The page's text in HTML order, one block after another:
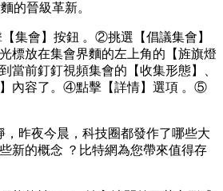
晉級革新。
會】按鈕 。②挑選【倡議集會】
光標放在集會界麵的左上角的【旌旗燈
到當前釘釘視頻集會的【收集形態】 、
】內容了。④點擊【詳情】選項 。⑤
昨夜今晨，科技圈都發作了哪些大
新的概念 ？比特網為您帶來值得存